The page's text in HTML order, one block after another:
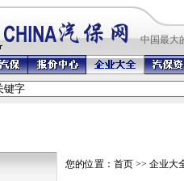
中国最大
您的位置： 首页 >> 企业大